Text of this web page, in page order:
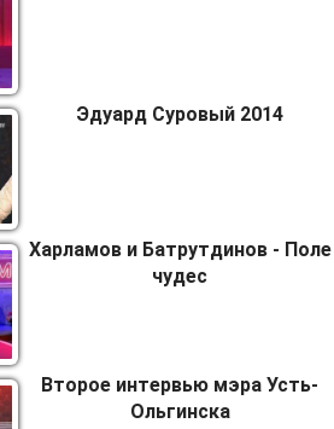
Эдуард Суровый 2014
Харламов и Батрутдинов - Поле
чудес
Второе интервью мэра Усть-
Ольгинска